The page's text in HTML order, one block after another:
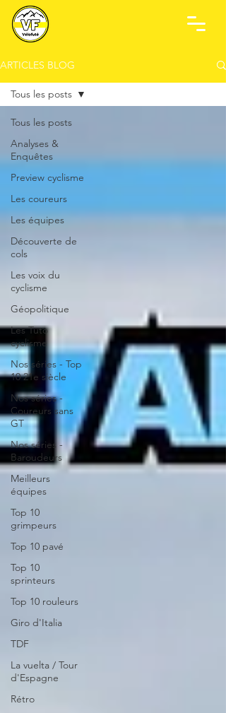
ARTICLES BLOG
Tous les posts
Analyses &
Enquêtes
Preview cyclisme
Les coureurs
Les équipes
Découverte de
cols
Les voix du
cyclisme
Géopolitique
Les Tuto
cyclisme
Nos séries - Top
10 21e siècle
Nos séries -
Coureurs sans
GT
Nos séries -
Baroudeurs
Meilleurs
équipes
Top 10
grimpeurs
Top 10 pavé
Top 10
sprinteurs
Top 10 rouleurs
Giro d'Italia
TDF
La vuelta / Tour
d'Espagne
Rétro
Tous les posts